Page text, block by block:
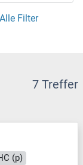
Alle Filter
7 Treffer
(p)